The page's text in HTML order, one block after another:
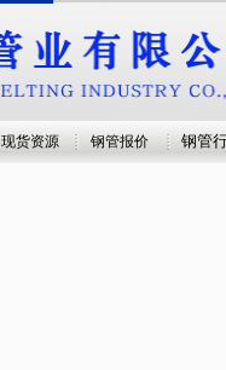
现货资源 钢管报价 钢管